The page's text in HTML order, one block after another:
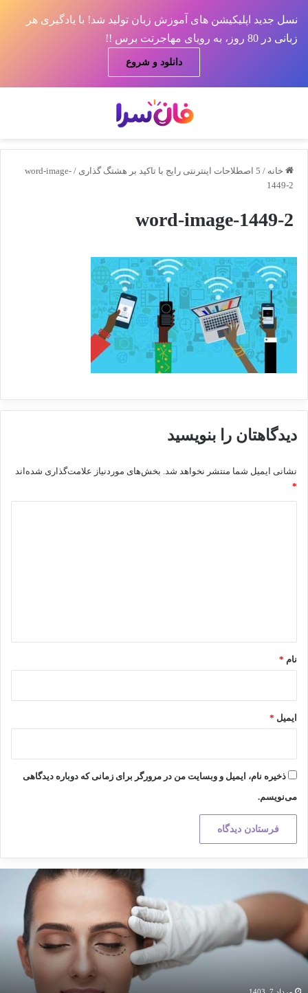
نسل جدید اپلیکیشن های آموزش زبان تولید شد! با یادگیری هر
زبانی در 80 روز، به رویای مهاجرتت برس !!
دانلود و شروع
خانه / 5 اصطلاحات اینترنتی رایج با تاکید بر هشتگ گذاری /
word-image-
1449-2
word-image-1449-2
دیدگاهتان را بنویسید
نشانی ایمیل شما منتشر نخواهد شد. بخش‌های موردنیاز علامت‌گذاری شده‌اند
*
نام *
ایمیل *
ذخیره نام، ایمیل و وبسایت من در مرورگر برای زمانی که دوباره دیدگاهی
می‌نویسم.
مهم
جراحی
پلاستیک
و
بیمار